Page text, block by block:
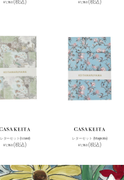
¥1,980 (税込)
¥1,980 (税込)
レターセット(Island)
¥1,980 (税込)
レターセット (Magnolia)
¥1,980 (税込)